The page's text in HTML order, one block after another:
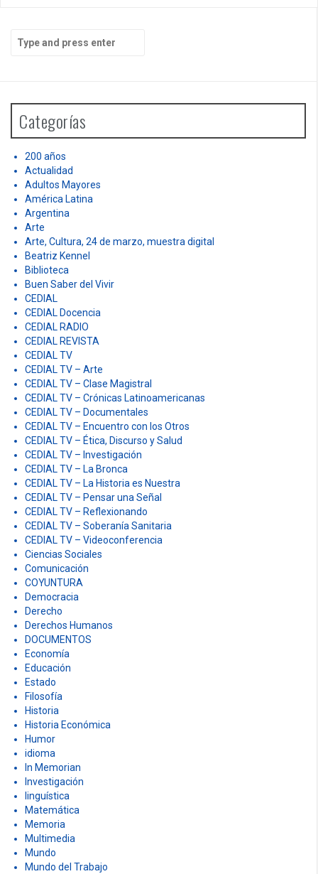
h
o
Categorías
200 años
Actualidad
Adultos Mayores
América Latina
Argentina
Arte
Arte, Cultura, 24 de marzo, muestra digital
Beatriz Kennel
Biblioteca
Buen Saber del Vivir
CEDIAL
CEDIAL Docencia
CEDIAL RADIO
CEDIAL REVISTA
CEDIAL TV
CEDIAL TV – Arte
CEDIAL TV – Clase Magistral
CEDIAL TV – Crónicas Latinoamericanas
CEDIAL TV – Documentales
CEDIAL TV – Encuentro con los Otros
CEDIAL TV – Ética, Discurso y Salud
CEDIAL TV – Investigación
CEDIAL TV – La Bronca
CEDIAL TV – La Historia es Nuestra
CEDIAL TV – Pensar una Señal
CEDIAL TV – Reflexionando
CEDIAL TV – Soberanía Sanitaria
CEDIAL TV – Videoconferencia
Ciencias Sociales
Comunicación
COYUNTURA
Democracia
Derecho
Derechos Humanos
DOCUMENTOS
Economía
Educación
Estado
Filosofía
Historia
Historia Económica
Humor
idioma
In Memorian
Investigación
linguística
Matemática
Memoria
Multimedia
Mundo
Mundo del Trabajo